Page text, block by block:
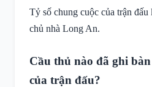
Tỷ số chung cuộc của trận
chủ nhà Long An.
Cầu thủ nào đã ghi
của trận đấu?